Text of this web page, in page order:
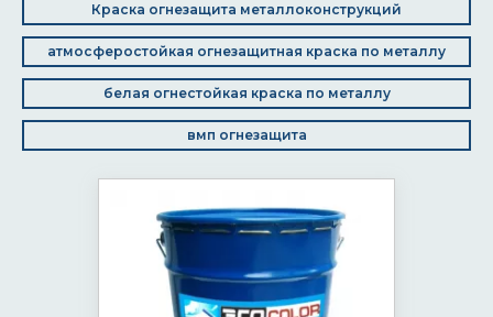
Краска огнезащита металлоконструкций
атмосферостойкая огнезащитная краска по металлу
белая огнестойкая краска по металлу
вмп огнезащита